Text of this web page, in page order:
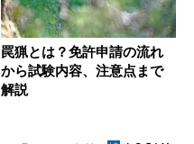
罠猟とは？免許申請の流れ
から試験内容、注意点まで
解説